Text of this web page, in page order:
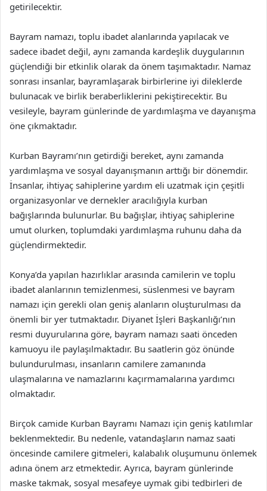
getirilecektir.
Bayram namazı, toplu ibadet alanlarında yapılacak ve
sadece ibadet değil, aynı zamanda kardeşlik duygularının
güçlendiği bir etkinlik olarak da önem taşımaktadır. Namaz
sonrası insanlar, bayramlaşarak birbirlerine iyi dileklerde
bulunacak ve birlik beraberliklerini pekiştirecektir. Bu
vesileyle, bayram günlerinde de yardımlaşma ve dayanışma
öne çıkmaktadır.
Kurban Bayramı’nın getirdiği bereket, aynı zamanda
yardımlaşma ve sosyal dayanışmanın arttığı bir dönemdir.
İnsanlar, ihtiyaç sahiplerine yardım eli uzatmak için çeşitli
organizasyonlar ve dernekler aracılığıyla kurban
bağışlarında bulunurlar. Bu bağışlar, ihtiyaç sahiplerine
umut olurken, toplumdaki yardımlaşma ruhunu daha da
güçlendirmektedir.
Konya’da yapılan hazırlıklar arasında camilerin ve toplu
ibadet alanlarının temizlenmesi, süslenmesi ve bayram
namazı için gerekli olan geniş alanların oluşturulması da
önemli bir yer tutmaktadır. Diyanet İşleri Başkanlığı’nın
resmi duyurularına göre, bayram namazı saati önceden
kamuoyu ile paylaşılmaktadır. Bu saatlerin göz önünde
bulundurulması, insanların camilere zamanında
ulaşmalarına ve namazlarını kaçırmamalarına yardımcı
olmaktadır.
Birçok camide Kurban Bayramı Namazı için geniş katılımlar
beklenmektedir. Bu nedenle, vatandaşların namaz saati
öncesinde camilere gitmeleri, kalabalık oluşumunu önlemek
adına önem arz etmektedir. Ayrıca, bayram günlerinde
maske takmak, sosyal mesafeye uymak gibi tedbirleri de